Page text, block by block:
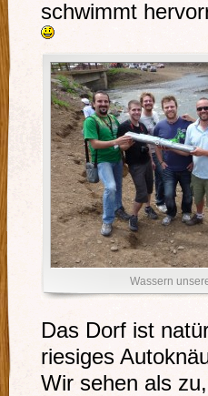
schwimmt
Wassern
Das Dorf ist
riesiges
Wir sehen als